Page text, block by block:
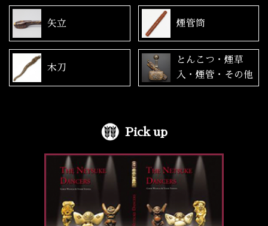
矢立 煙管筒
木刀
とんこつ・煙草
入・煙管・その他
Pick up